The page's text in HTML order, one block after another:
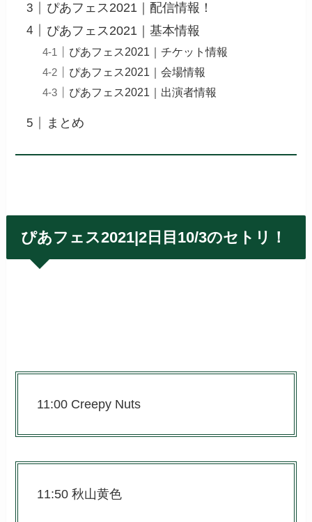
ぴあフェス2021｜配信情報！
ぴあフェス2021｜基本情報
ぴあフェス2021｜チケット情報
ぴあフェス2021｜会場情報
ぴあフェス2021｜出演者情報
まとめ
ぴあフェス2021|2日目10/3のセトリ！
11:00 Creepy Nuts
11:50 秋山黄色